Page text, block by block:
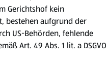
Gerichtshof kein
bestehen aufgrund der
US-Behörden, fehlende
Art. 49 Abs. 1 lit. a DSGVO